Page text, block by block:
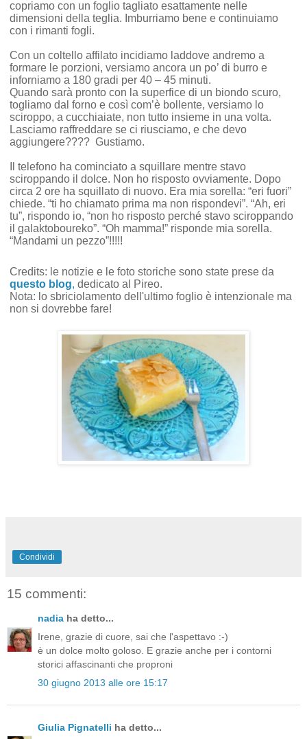
copriamo con un foglio tagliato esattamente nelle
dimensioni della teglia. Imburriamo bene e continuiamo
con i rimanti fogli.
Con un coltello affilato incidiamo laddove andremo a
formare le porzioni, versiamo ancora un po’ di burro e
inforniamo a 180 gradi per 40 – 45 minuti.
Quando sarà pronto con la superfice di un biondo scuro,
togliamo dal forno e così com’è bollente, versiamo lo
sciroppo, a cucchiaiate, non tutto insieme in una volta.
Lasciamo raffreddare se ci riusciamo, e che devo
aggiungere???? Gustiamo.
Il telefono ha cominciato a squillare mentre stavo
sciroppando il dolce. Non ho risposto ovviamente. Dopo
circa 2 ore ha squillato di nuovo. Era mia sorella: “eri fuori”
chiede. “ti ho chiamato prima ma non rispondevi”. “Ah, eri
tu”, rispondo io, “non ho risposto perché stavo sciroppando
il galaktoboureko”. “Oh mamma!” risponde mia sorella.
“Mandami un pezzo”!!!!!
Credits: le notizie e le foto storiche sono state prese da
questo blog, dedicato al Pireo.
Nota: lo sbriciolamento dell'ultimo foglio è intenzionale ma
non si dovrebbe fare!
Condividi
15 commenti:
nadia ha detto...
Irene, grazie di cuore, sai che l'aspettavo :-)
è un dolce molto goloso. E grazie anche per i contorni
storici affascinanti che proproni
30 giugno 2013 alle ore 15:17
Giulia Pignatelli ha detto...